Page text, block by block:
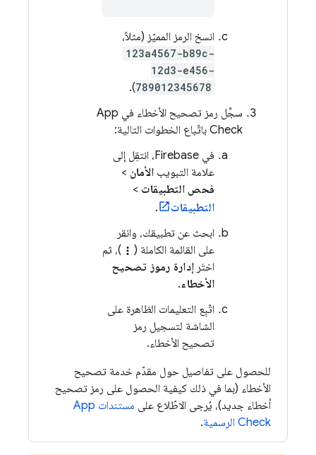
انسخ الرمز المميّز (مثلاً،
123a4567-b89c-
12d3-e456-
789012345678
).
سجِّل رمز تصحيح الأخطاء في App
Check باتّباع الخطوات التالية:
في Firebase، انتقِل إلى
علامة التبويب الأمان >
فحص التطبيقات >
التطبيقات
.
ابحث عن تطبيقك، وانقر
على القائمة الكاملة ( more_vert )، ثم
اختَر إدارة رموز تصحيح
الأخطاء.
اتّبِع التعليمات الظاهرة على
الشاشة لتسجيل رمز
تصحيح الأخطاء.
للحصول على تفاصيل حول مقدّم خدمة تصحيح
الأخطاء (بما في ذلك كيفية الحصول على رمز تصحيح
أخطاء جديد)، يُرجى الاطّلاع على مستندات App
Check الرسمية.